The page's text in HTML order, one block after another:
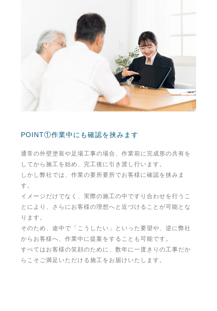
POINT①作業中にも確認を挟みます
通常の外壁塗装や足場工事の場合、作業前に完成形の共有を
してから施工を始め、完工後に引き渡し行います。
しかし弊社では、作業の要所要所でお客様に確認を挟みま
す。
イメージだけでなく、実際の施工の中ですり合わせを行うこ
とにより、さらにお客様の理想へと近づけることが可能とな
ります。
そのため、途中で「こうしたい」といった要望や、逆に弊社
からお客様へ、作業中に提案をすることも可能です。
すべてはお客様の笑顔のために、数年に一度きりの工事だか
らこそご満足いただける施工をお届けいたします。